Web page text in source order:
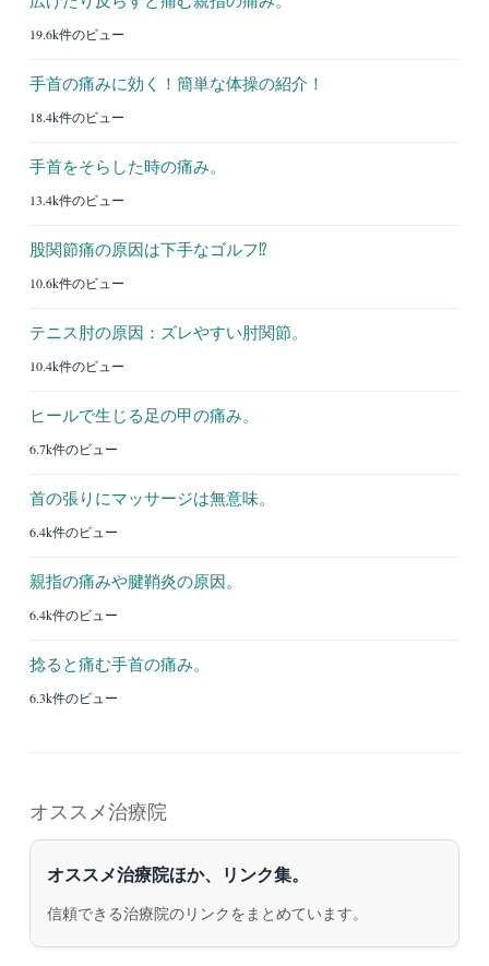
19.6k件のビュー
手首の痛みに効く！簡単な体操の紹介！
18.4k件のビュー
手首をそらした時の痛み。
13.4k件のビュー
股関節痛の原因は下手なゴルフ⁉︎
10.6k件のビュー
テニス肘の原因：ズレやすい肘関節。
10.4k件のビュー
ヒールで生じる足の甲の痛み。
6.7k件のビュー
首の張りにマッサージは無意味。
6.4k件のビュー
親指の痛みや腱鞘炎の原因。
6.4k件のビュー
捻ると痛む手首の痛み。
6.3k件のビュー
オススメ治療院
オススメ治療院ほか、リンク集。
信頼できる治療院のリンクをまとめています。